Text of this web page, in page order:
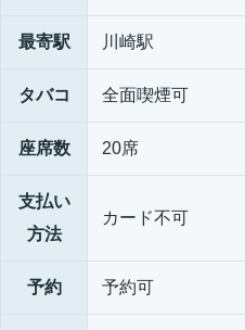
最寄駅 川崎駅
タバコ 全面喫煙可
座席数 20席
支払い
方法
カード不可
予約 予約可